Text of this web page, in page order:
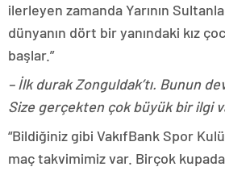
ilerleyen zamanda Yarının
dünyanın dört bir yanındaki kız
başlar.”
– İlk durak Zonguldak’tı. Bunun
Size gerçekten çok büyük bir ilgi
“Bildiğiniz gibi VakıfBank Spor
maç takvimimiz var. Birçok